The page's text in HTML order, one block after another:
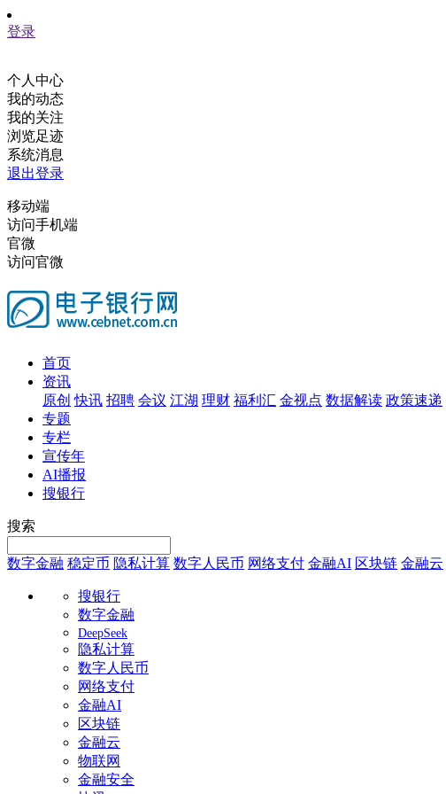
登录
个人中心
我的动态
我的关注
浏览足迹
系统消息
退出登录
移动端
访问手机端
官微
访问官微
首页
资讯
原创 快讯 招聘 会议 江湖 理财 福利汇 金视点 数据解读 政策速递
专题
专栏
宣传年
AI播报
搜银行
搜索
数字金融 稳定币 隐私计算 数字人民币 网络支付 金融AI 区块链 金融云
搜银行
数字金融
DeepSeek
隐私计算
数字人民币
网络支付
金融AI
区块链
金融云
物联网
金融安全